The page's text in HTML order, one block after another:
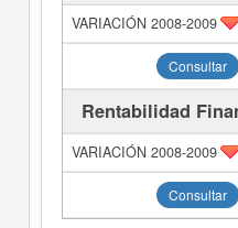
Consultar
Rentabilidad
Consultar